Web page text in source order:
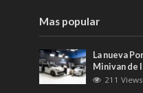
Mas popular
La nueva
Minivan de
211 Views